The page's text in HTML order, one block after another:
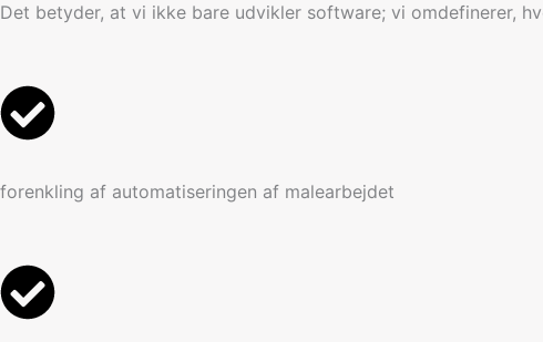
Det betyder, at vi ikke bare udvikler software; vi omdefinerer,
forenkling af automatiseringen af malearbejdet